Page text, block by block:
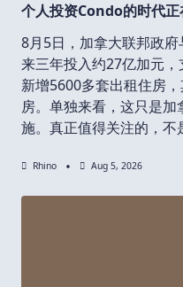
个人投资Condo的时代
8月5日，加拿大联邦政
来三年投入约27亿加元
新增5600多套出租住房
房。单独来看，这只是
施。真正值得关注的，不
Rhino Aug 5, 2026